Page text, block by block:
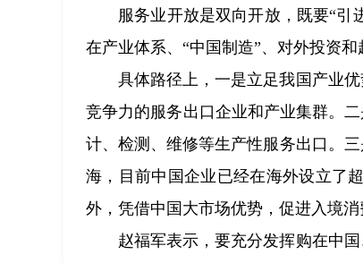
服务业开放是双向开放，既要“引
在产业体系、“中国制造”、对外投资
具体路径上，一是立足我国产业
竞争力的服务出口企业和产业集群。
计、检测、维修等生产性服务出口。
海，目前中国企业已经在海外设立了
外，凭借中国大市场优势，促进入境
赵福军表示，要充分发挥购在中